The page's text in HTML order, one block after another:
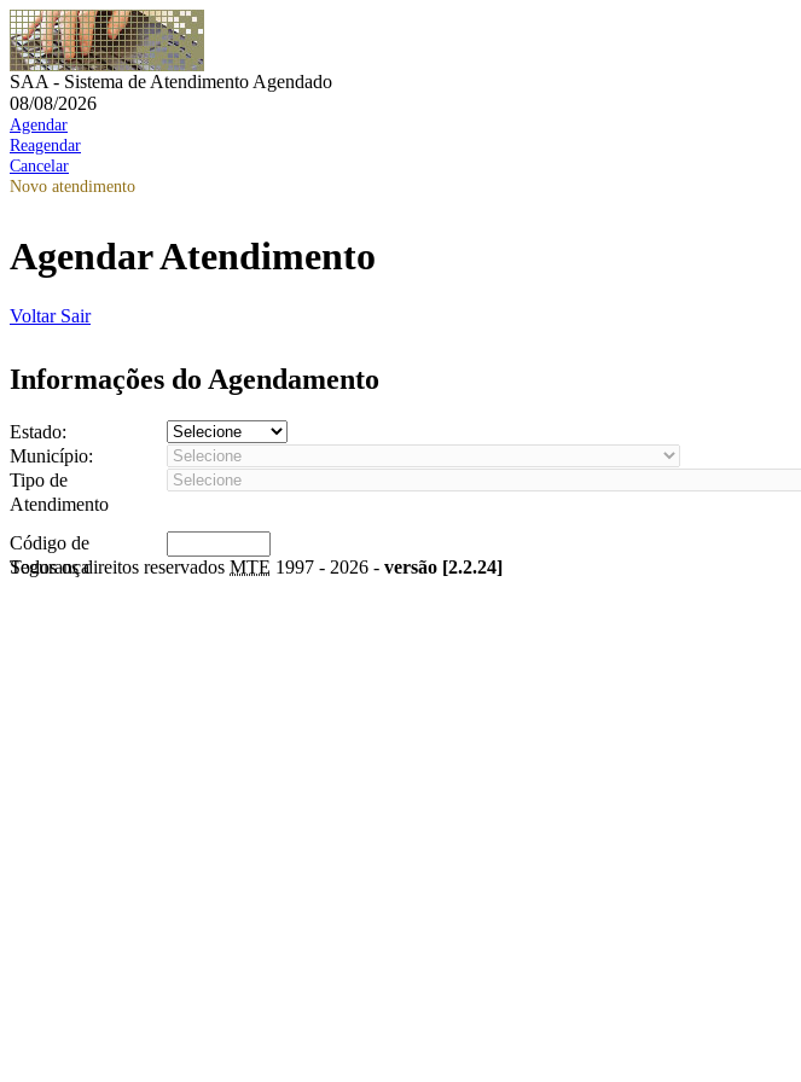
SAA - Sistema de Atendimento Agendado
08/08/2026
Agendar
Reagendar
Cancelar
Novo atendimento
Agendar Atendimento
Voltar Sair
Informações do Agendamento
Estado:
Município:
Tipo de
Atendimento
Código de
Segurança
Todos os direitos reservados MTE 1997 - 2026 - versão [2.2.24]